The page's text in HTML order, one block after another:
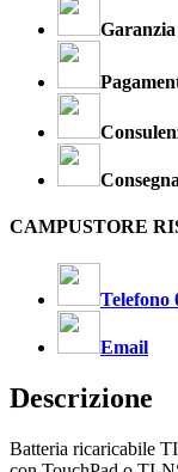
CAMPUSTORE
Telefono
Email
Descrizione
Batteria ricaricabile